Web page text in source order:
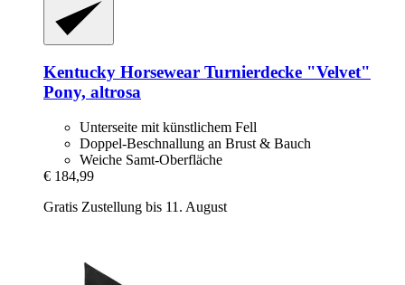
Kentucky Horsewear Turnierdecke "Velvet"
Pony, altrosa
Unterseite mit künstlichem Fell
Doppel-Beschnallung an Brust & Bauch
Weiche Samt-Oberfläche
€ 184,99
Gratis Zustellung bis 11. August